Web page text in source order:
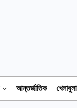
আন্তর্জাতিক খেলাধুলা